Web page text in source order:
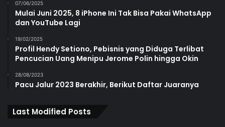
07/06/2025
Mulai Juni 2025, 8 iPhone Ini Tak Bisa Pakai WhatsApp
dan YouTube Lagi
19/02/2025
Profil Hendy Setiono, Pebisnis yang Diduga Terlibat
Pencucian Uang Menipu Jerome Polin hingga Okin
28/08/2023
Pacu Jalur 2023 Berakhir, Berikut Daftar Juaranya
Last Modified Posts